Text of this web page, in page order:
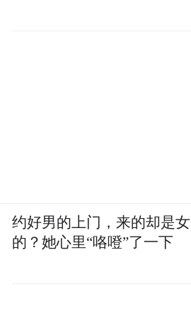
约好男的上门，来的却是女
的？她心里“咯噔”了一下